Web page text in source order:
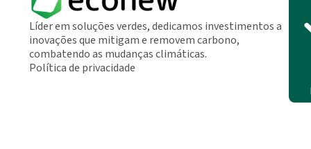
Líder em soluções verdes, dedicamos investimentos a
inovações que mitigam e removem carbono,
combatendo as mudanças climáticas.
Política de privacidade